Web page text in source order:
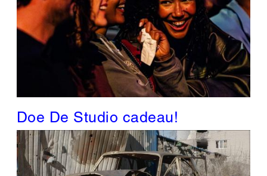
Doe De Studio cadeau!